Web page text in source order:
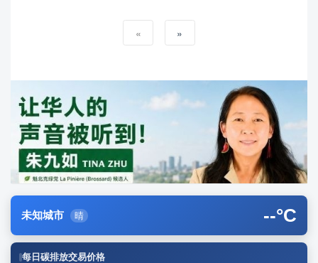
« »
未知城市 晴 --°C
每日碳排放交易价格